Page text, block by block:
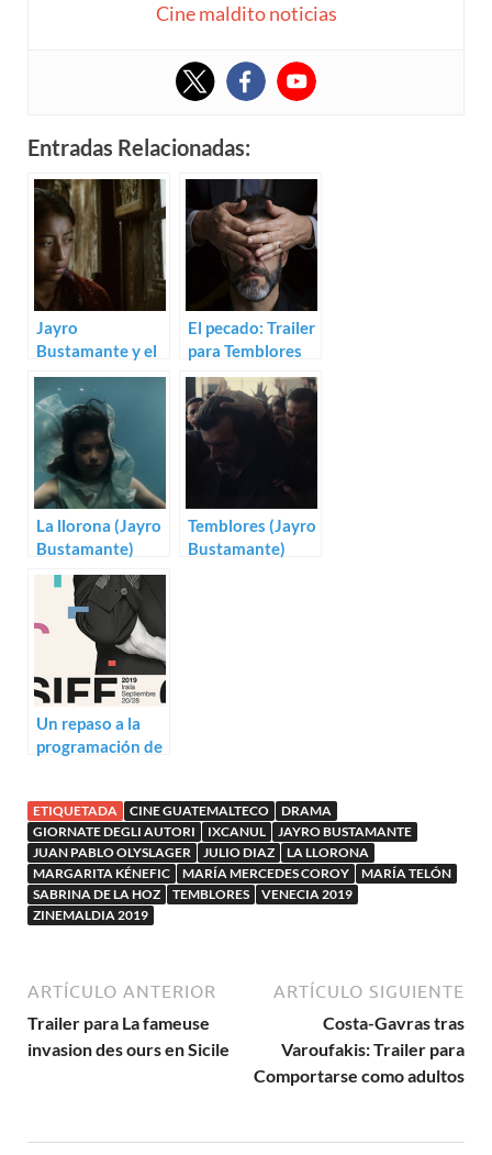
Cine maldito noticias
Entradas Relacionadas:
Jayro
Bustamante y el
genocidio
guatemalteco en
La llorona
El pecado: Trailer
para Temblores
de Jayro
Bustamante
La llorona (Jayro
Bustamante)
Temblores (Jayro
Bustamante)
Un repaso a la
programación de
ETIQUETADA CINE GUATEMALTECO
DRAMA
GIORNATE DEGLI AUTORI
IXCANUL
JAYRO BUSTAMANTE
JUAN PABLO OLYSLAGER
JULIO DIAZ
LA LLORONA
MARGARITA KÉNEFIC
MARÍA MERCEDES COROY
MARÍA TELÓN
SABRINA DE LA HOZ
TEMBLORES
VENECIA 2019
ZINEMALDIA 2019
ARTÍCULO ANTERIOR
Trailer para La fameuse
invasion des ours en Sicile
ARTÍCULO SIGUIENTE
Costa-Gavras tras
Varoufakis: Trailer para
Comportarse como adultos